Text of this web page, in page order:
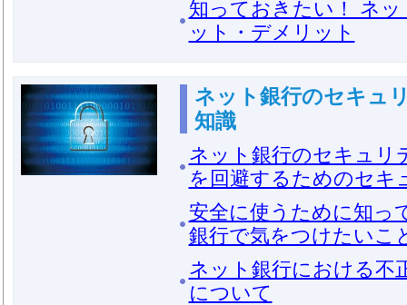
知っておきたい！ ネ
ット・デメリット
ネット銀行のセキュ
知識
ネット銀行のセキュリ
を回避するためのセキ
安全に使うために知
銀行で気をつけたいこ
ネット銀行における不
について